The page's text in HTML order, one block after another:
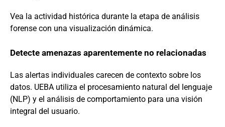
Vea la actividad histórica durante la etapa de análisis
forense con una visualización dinámica.
Detecte amenazas aparentemente no relacionadas
Las alertas individuales carecen de contexto sobre los
datos. UEBA utiliza el procesamiento natural del lenguaje
(NLP) y el análisis de comportamiento para una visión
integral del usuario.